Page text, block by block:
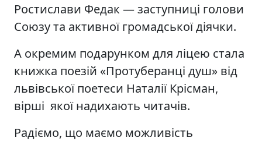
Ростислави Федак — заступниці голови
Союзу та активної громадської діячки.
А окремим подарунком для ліцею стала
книжка поезій «Протуберанці душ» від
львівської поетеси Наталії Крісман,
вірші якої надихають читачів.
Радіємо, що маємо можливість